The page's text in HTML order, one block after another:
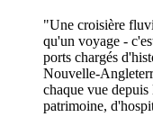
"Une croisière
qu'un voyage -
ports chargés
Nouvelle-
chaque vue
patrimoine,